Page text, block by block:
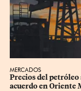
MERCADOS
Precios del
acuerdo en Oriente